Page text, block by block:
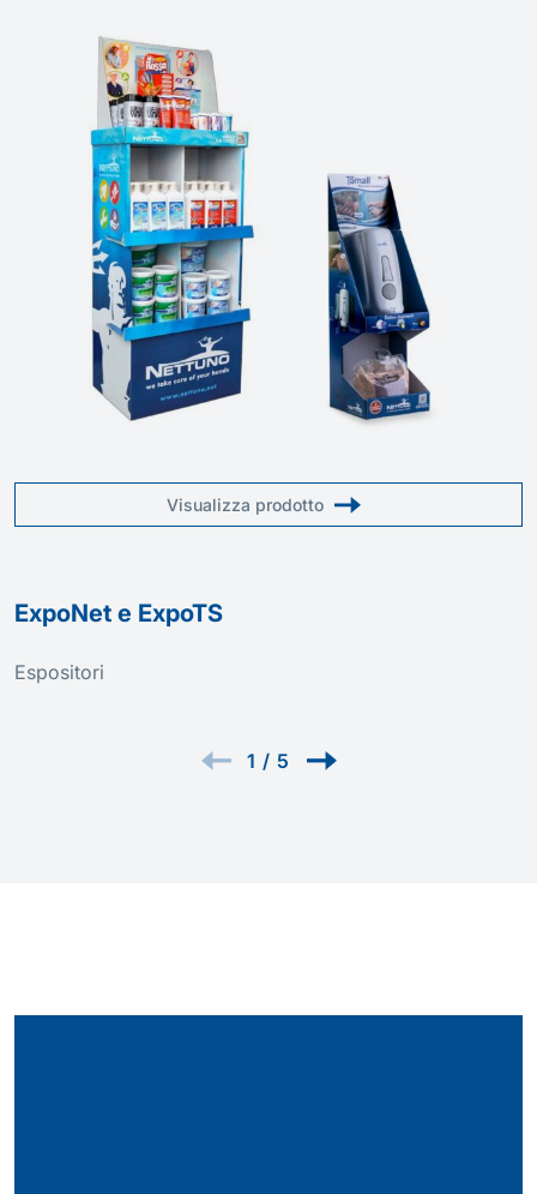
Visualizza prodotto
ExpoNet e ExpoTS
Espositori
1 / 5